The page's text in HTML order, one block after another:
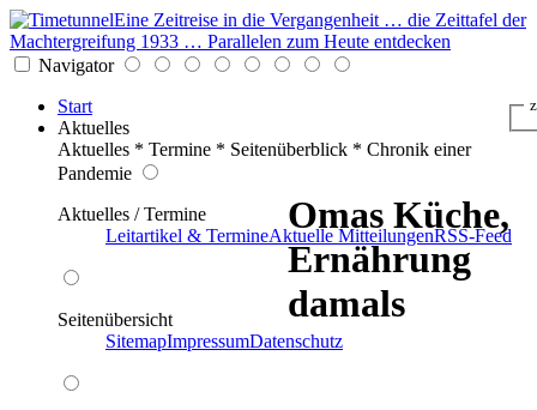
Eine Zeitreise in die Vergangenheit … die Zeittafel der
Machtergreifung 1933 … Parallelen zum Heute entdecken
Navigator
Start
Aktuelles
Aktuelles * Termine * Seitenüberblick * Chronik einer
Pandemie
Aktuelles / Termine
Leitartikel & TermineAktuelle MitteilungenRSS-Feed
Seitenübersicht
SitemapImpressumDatenschutz
Omas Küche,
Ernährung
damals